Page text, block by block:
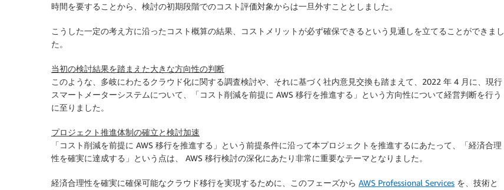
時間を要することから、検討の初期段階でのコスト評価対象からは一旦外すこととしました。
こうした一定の考え方に沿ったコスト概算の結果、コストメリットが必ず確保できるという見通しを立てることができまし
た。
当初の検討結果を踏まえた大きな方向性の判断
このような、多岐にわたるクラウド化に関する調査検討や、それに基づく社内意見交換も踏まえて、2022 年 4 月に、現行
スマートメーターシステムについて、「コスト削減を前提に AWS 移行を推進する」という方向性について経営判断を行う
に至りました。
プロジェクト推進体制の確立と検討加速
「コスト削減を前提に AWS 移行を推進する」という前提条件に沿って本プロジェクトを推進するにあたって、「経済合理
性を確実に達成する」という点は、 AWS 移行検討の深化にあたり非常に重要なテーマとなりました。
経済合理性を確実に確保可能なクラウド移行を実現するために、このフェーズから AWS Professional Services を、技術と